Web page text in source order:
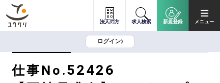
法人の方 求人検索 新規登録 メニュー
ログイン
仕事No.52426